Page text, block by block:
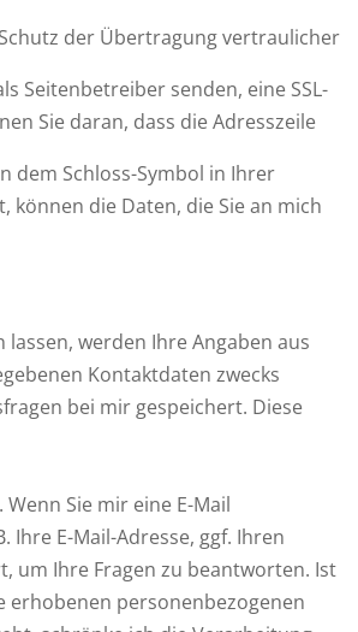
der Übertragung vertraulicher
Seitenbetreiber senden, eine SSL-
Sie daran, dass die Adresszeile
dem Schloss-Symbol in Ihrer
können die Daten, die Sie an mich
werden Ihre Angaben aus
Kontaktdaten zwecks
bei mir gespeichert. Diese
Sie mir eine E-Mail
E-Mail-Adresse, ggf. Ihren
um Ihre Fragen zu beantworten. Ist
erhobenen personenbezogenen